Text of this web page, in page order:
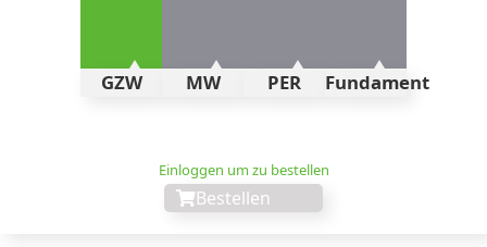
GZW MW PER Fundament
Einloggen um zu bestellen
Bestellen